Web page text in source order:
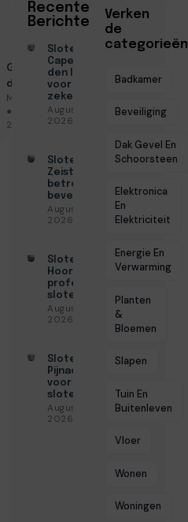
Geschreven
door
Menno Maas
● Juni 25,
2026
Recente
Berichten
Slotenmaker
Capelle aan
den IJssel
voor
zekerheid
Augustus 3,
2026
Slotenmaker
Zeist voor
betrouwbare
beveiliging
Augustus 3,
2026
Slotenmaker
Hoorn voor
professionele
slotenservice
Augustus 3,
2026
Slotenmaker
Pijnacker
voor snelle
slotenservice
Augustus 3,
2026
Verken
de
categorieën
Badkamer
Beveiliging
Dak Gevel En
Schoorsteen
Elektronica
En
Elektriciteit
Energie En
Verwarming
Planten
&
Bloemen
Slapen
Tuin En
Buitenleven
Vloer
Wonen
Woningen